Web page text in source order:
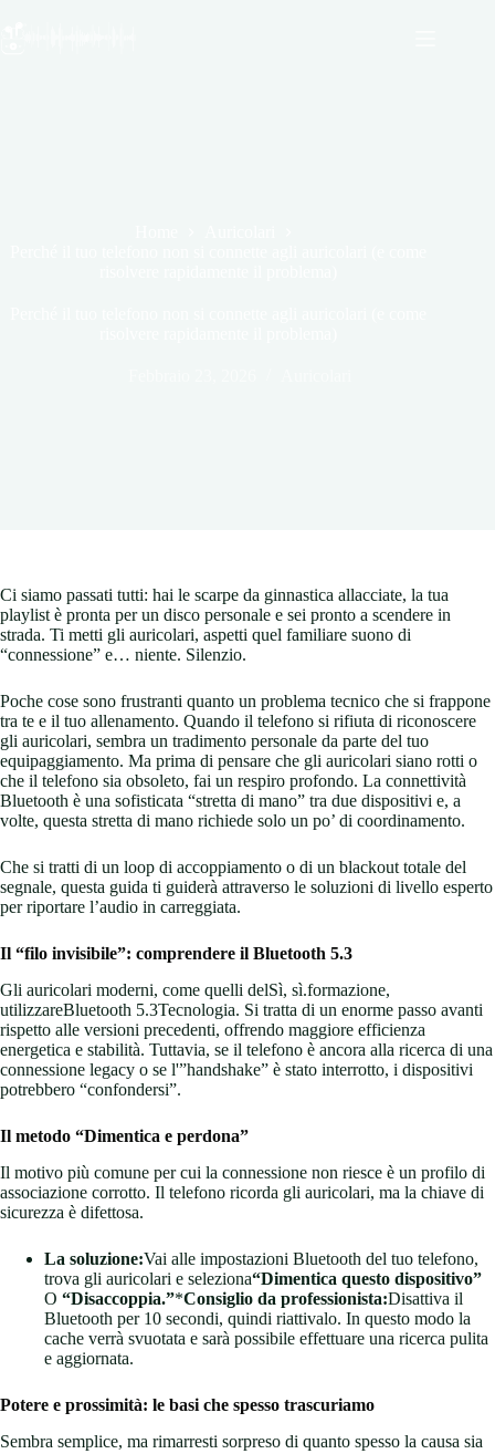
Ci siamo passati tutti: hai le scarpe da ginnastica allacciate, la tua
playlist è pronta per un disco personale e sei pronto a scendere in
strada. Ti metti gli auricolari, aspetti quel familiare suono di
“connessione” e… niente. Silenzio.
Poche cose sono frustranti quanto un problema tecnico che si frappone
tra te e il tuo allenamento. Quando il telefono si rifiuta di riconoscere
gli auricolari, sembra un tradimento personale da parte del tuo
equipaggiamento. Ma prima di pensare che gli auricolari siano rotti o
che il telefono sia obsoleto, fai un respiro profondo. La connettività
Bluetooth è una sofisticata “stretta di mano” tra due dispositivi e, a
volte, questa stretta di mano richiede solo un po’ di coordinamento.
Che si tratti di un loop di accoppiamento o di un blackout totale del
segnale, questa guida ti guiderà attraverso le soluzioni di livello esperto
per riportare l’audio in carreggiata.
Il “filo invisibile”: comprendere il Bluetooth 5.3
Gli auricolari moderni, come quelli delSì, sì.formazione,
utilizzareBluetooth 5.3Tecnologia. Si tratta di un enorme passo avanti
rispetto alle versioni precedenti, offrendo maggiore efficienza
energetica e stabilità. Tuttavia, se il telefono è ancora alla ricerca di una
connessione legacy o se l'”handshake” è stato interrotto, i dispositivi
potrebbero “confondersi”.
Il metodo “Dimentica e perdona”
Il motivo più comune per cui la connessione non riesce è un profilo di
associazione corrotto. Il telefono ricorda gli auricolari, ma la chiave di
sicurezza è difettosa.
La soluzione:Vai alle impostazioni Bluetooth del tuo telefono,
trova gli auricolari e seleziona“Dimentica questo dispositivo”
O “Disaccoppia.”*Consiglio da professionista:Disattiva il
Bluetooth per 10 secondi, quindi riattivalo. In questo modo la
cache verrà svuotata e sarà possibile effettuare una ricerca pulita
e aggiornata.
Potere e prossimità: le basi che spesso trascuriamo
Sembra semplice, ma rimarresti sorpreso di quanto spesso la causa sia